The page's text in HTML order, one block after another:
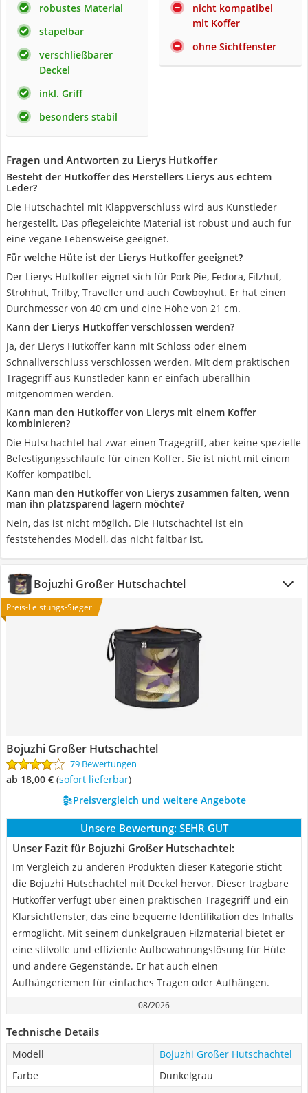
robustes Material
stapelbar
verschließbarer
Deckel
inkl. Griff
besonders stabil
nicht kompatibel
mit Koffer
ohne Sichtfenster
Fragen und Antworten zu Lierys Hutkoffer
Besteht der Hutkoffer des Herstellers Lierys aus echtem
Leder?
Die Hutschachtel mit Klappverschluss wird aus Kunstleder
hergestellt. Das pflegeleichte Material ist robust und auch für
eine vegane Lebensweise geeignet.
Für welche Hüte ist der Lierys Hutkoffer geeignet?
Der Lierys Hutkoffer eignet sich für Pork Pie, Fedora, Filzhut,
Strohhut, Trilby, Traveller und auch Cowboyhut. Er hat einen
Durchmesser von 40 cm und eine Höhe von 21 cm.
Kann der Lierys Hutkoffer verschlossen werden?
Ja, der Lierys Hutkoffer kann mit Schloss oder einem
Schnallverschluss verschlossen werden. Mit dem praktischen
Tragegriff aus Kunstleder kann er einfach überallhin
mitgenommen werden.
Kann man den Hutkoffer von Lierys mit einem Koffer
kombinieren?
Die Hutschachtel hat zwar einen Tragegriff, aber keine spezielle
Befestigungsschlaufe für einen Koffer. Sie ist nicht mit einem
Koffer kompatibel.
Kann man den Hutkoffer von Lierys zusammen falten, wenn
man ihn platzsparend lagern möchte?
Nein, das ist nicht möglich. Die Hutschachtel ist ein
feststehendes Modell, das nicht faltbar ist.
Bojuzhi Großer Hutschachtel
Preis-Leistungs-Sieger
Bojuzhi Großer Hutschachtel
79 Bewertungen
ab 18,00 € ( Sofort lieferbar)
Preisvergleich und weitere Angebote
Unsere Bewertung: SEHR GUT
Unser Fazit für Bojuzhi Großer Hutschachtel:
Im Vergleich zu anderen Produkten dieser Kategorie sticht
die Bojuzhi Hutschachtel mit Deckel hervor. Dieser tragbare
Hutkoffer verfügt über einen praktischen Tragegriff und ein
Klarsichtfenster, das eine bequeme Identifikation des Inhalts
ermöglicht. Mit seinem dunkelgrauen Filzmaterial bietet er
eine stilvolle und effiziente Aufbewahrungslösung für Hüte
und andere Gegenstände. Er hat auch einen
Aufhängeriemen für einfaches Tragen oder Aufhängen.
08/2026
Technische Details
Modell
Bojuzhi Großer Hutschachtel
Farbe
Dunkelgrau